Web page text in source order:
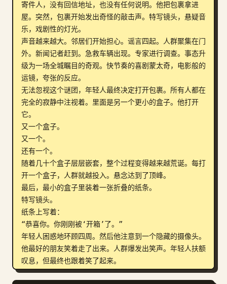
寄件人，没有回信地址，也没有任何说明。他把包裹拿进
屋。突然，包裹开始发出奇怪的敲击声。特写镜头，悬疑音
乐，戏剧性的灯光。
声音越来越大。邻居们开始担心。谣言四起。人群聚集在门
外。新闻记者赶到。急救车辆出现。专家进行调查。事态升
级为一场全城瞩目的奇观。快节奏的喜剧蒙太奇，电影般的
运镜，夸张的反应。
无法忽视这个谜团，年轻人最终决定打开包裹。所有人都在
完全的寂静中注视着。里面是另一个更小的盒子。他打开
它。
又一个盒子。
又一个。
还有一个。
随着几十个盒子层层嵌套，整个过程变得越来越荒诞。每打
开一个盒子，人群就越投入。悬念达到了顶峰。
最后，最小的盒子里装着一张折叠的纸条。
特写镜头。
纸条上写着：
“恭喜你。你刚刚被‘开箱’了。”
年轻人困惑地环顾四周。然后他注意到一个隐藏的摄像头。
他最好的朋友笑着走了出来。人群爆发出笑声。年轻人扶额
叹息，但最终也跟着笑了起来。
最后的电影级广角镜头，朋友和邻居们在一起欢笑，周围堆